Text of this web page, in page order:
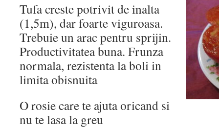
Tufa creste potrivit de inalta
(1,5m), dar foarte viguroasa.
Trebuie un arac pentru sprijin.
Productivitatea buna. Frunza
normala, rezistenta la boli in
limita obisnuita
O rosie care te ajuta oricand si
nu te lasa la greu